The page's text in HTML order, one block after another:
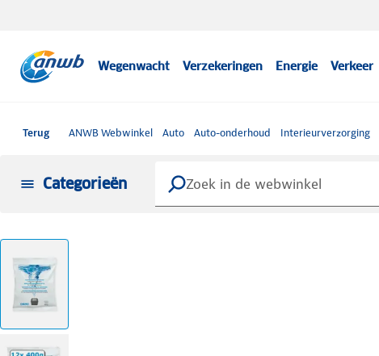
Wegenwacht Verzekeringen Energie Verkeer
Terug ANWB Webwinkel Auto Auto-onderhoud Interieurverzorging
Categorieën